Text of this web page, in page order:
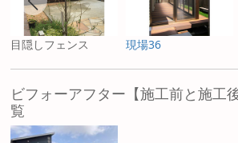
目隠しフェンス 現場36
ビフォーアフター【施工前と施工
覧